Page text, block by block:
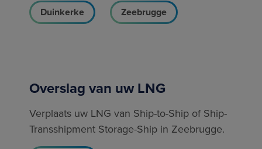
Duinkerke Zeebrugge
Overslag van uw LNG
Verplaats uw LNG van Ship-to-Ship of Ship-
Transshipment Storage-Ship in Zeebrugge.